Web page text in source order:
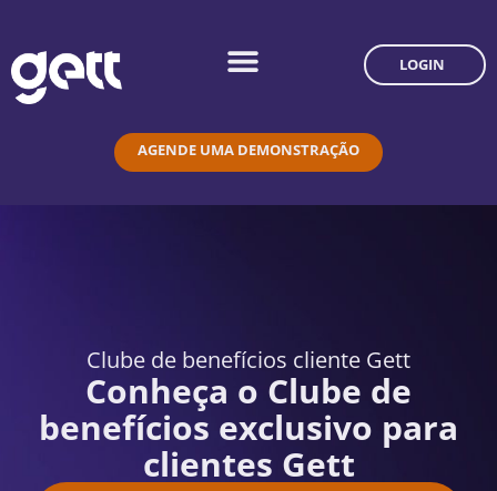
LOGIN
AGENDE UMA DEMONSTRAÇÃO
Clube de benefícios cliente Gett
Conheça o Clube de
benefícios exclusivo para
clientes Gett